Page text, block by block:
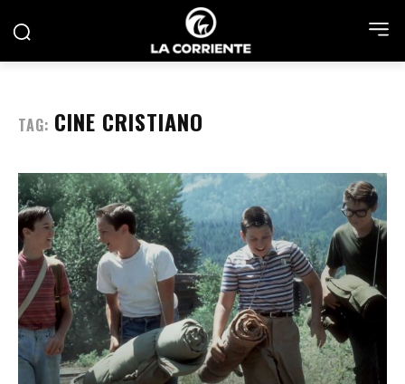
TAG: CINE CRISTIANO